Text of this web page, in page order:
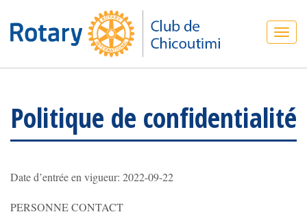
Politique de confidentialité
Date d’entrée en vigueur: 2022-09-22
PERSONNE CONTACT